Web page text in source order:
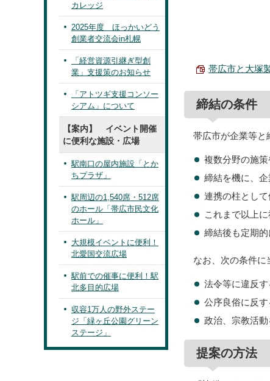
帯広市と大塚
締結の条件
帯広市が企業等と
複数分野の施
締結を機に、
連携の柱として
これまで以上
締結後も定期
なお、次の条件に
法令等に違反す
公序良俗に反す
政治、宗教活動
提案の方法
カレッジ
2025年度 ほっかいどう
創業者交流会in札幌
「経営資源引継ぎ型創
業」支援策のお知らせ
「アトツギ支援コンソー
シアム」について
【案内】 イベント開催
に便利な施設・広場
駅南口の屋内施設「とか
ちプラザ」
駅周辺の1,540席・512席
のホール「帯広市民文化
ホール」
大規模イベントに便利！
北愛国交流広場
駅前での催事に便利！駅
北多目的広場
収容1万人の野外ステー
ジ「緑ヶ丘公園グリーン
ステージ」